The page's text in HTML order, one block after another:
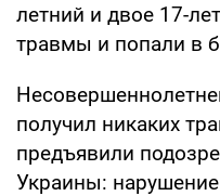
летний и двое 17-
травмы и попали в
получил никаких
предъявили
Украины: